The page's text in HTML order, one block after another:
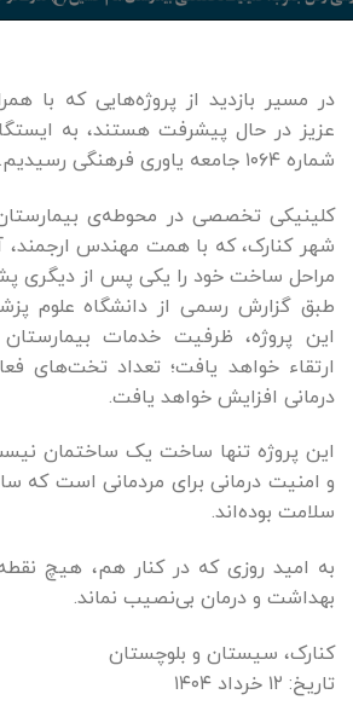
در مسیر بازدید از پروژه‌هایی که با
عزیز در حال پیشرفت هستند، به
شماره ۱۰۶۴ جامعه یاوری فرهنگی رسیدیم.
کلینیکی تخصصی در محوطه‌ی
شهر کنارک، که با همت مهندس ارجمند،
مراحل ساخت خود را یکی پس از دیگری
طبق گزارش رسمی از دانشگاه علوم
این پروژه، ظرفیت خدمات
درمانی افزایش خواهد یافت.
این پروژه تنها ساخت یک ساختمان
و امنیت درمانی برای مردمانی است که
سلامت بوده‌اند.
به امید روزی که در کنار هم، هیچ
بهداشت و درمان بی‌نصیب نماند.
کنارک، سیستان و بلوچستان
تاریخ: ۱۲ خرداد ۱۴۰۴